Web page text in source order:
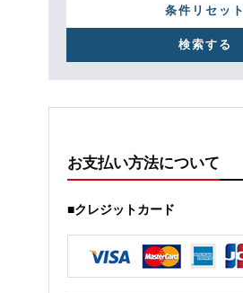
条件リセット
お支払い方法について
■クレジットカード